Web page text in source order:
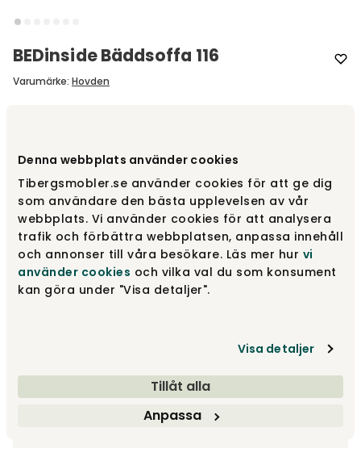
Denna webbplats använder cookies
Tibergsmobler.se använder cookies för att ge dig
som användare den bästa upplevelsen av vår
webbplats. Vi använder cookies för att analysera
trafik och förbättra webbplatsen, anpassa innehåll
och annonser till våra besökare. Läs mer hur vi
använder cookies och vilka val du som konsument
kan göra under "Visa detaljer".
Visa detaljer
Tillåt alla
Anpassa
BEDinside Bäddsoffa 116
Varumärke: Hovden
fr.27 400 kr
140 cm fr.29 100 kr
Designa själv